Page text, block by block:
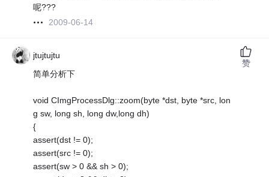
呢???
2009-06-14
jtujtujtu
简单分析下
void CImgProcessDlg::zoom(byte *dst, byte *src, lon
g sw, long sh, long dw,long dh)
{
assert(dst != 0);
assert(src != 0);
assert(sw > 0 && sh > 0);
赞